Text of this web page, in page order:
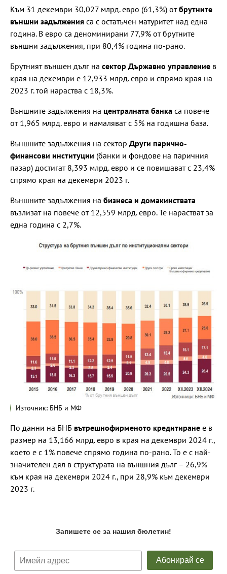
Към 31 декември 30,027 млрд. евро (61,3%) отбрутните
външни задължения са с остатъчен матуритет над една
година. В евро са деноминирани 77,9% от брутните
външни задължения, при 80,4% година по-рано.
Брутният външен дълг на сектор Държавно управление в
края на декември е 12,933 млрд. евро и спрямо края на
2023 г. той нараства с 18,3%.
Външните задължения на централната банка са повече
от 1,965 млрд. евро и намаляват с 5% на годишна база.
Външните задължения на сектор Други парично-
финансови институции (банки и фондове на паричния
пазар) достигат 8,393 млрд. евро и се повишават с 23,4%
спрямо края на декември 2023 г.
Външните задължения на бизнеса и домакинствата
възлизат на повече от 12,559 млрд. евро. Те нарастват за
една година с 2,7%.
Източник: БНБ и МФ
По данни на БНБ вътрешнофирменото кредитиране е в
размер на 13,166 млрд. евро в края на декември 2024 г.,
което е с 1% повече спрямо година по-рано. То е с най-
значителен дял в структурата на външния дълг – 26,9%
към края на декември 2024 г., при 28,9% към декември
2023 г.